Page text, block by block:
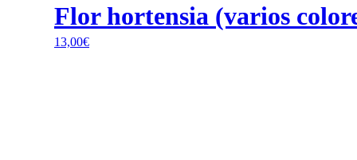
Flor hortensia (varios
13,00€